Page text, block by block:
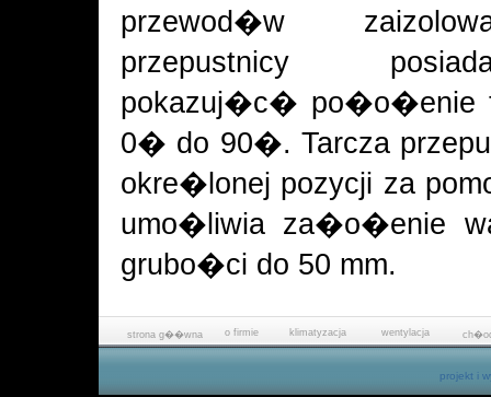
przewod�w
przepustnicy
pokazuj�c� po�o�enie
0� do 90�. Tarcza
okre�lonej pozycji za
umo�liwia za�o�enie
grubo�ci do 50 mm.
strona g��wna o firmie klimatyzacja wentylacja
projekt i